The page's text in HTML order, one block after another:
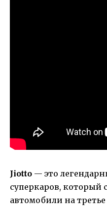
Jiotto — это
суперкаров, который
автомобили на